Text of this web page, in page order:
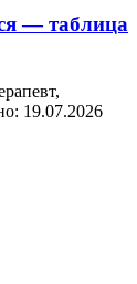
— таблица
19.07.2026